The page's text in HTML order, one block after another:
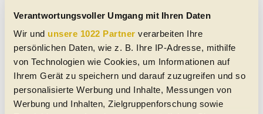
Verantwortungsvoller Umgang mit Ihren Daten
Wir und unsere 1022 Partner verarbeiten Ihre
persönlichen Daten, wie z. B. Ihre IP-Adresse, mithilfe
von Technologien wie Cookies, um Informationen auf
Ihrem Gerät zu speichern und darauf zuzugreifen und so
personalisierte Werbung und Inhalte, Messungen von
Werbung und Inhalten, Zielgruppenforschung sowie
zügige Etappen auf Landstraßen können bei freier
Straße zum Genuss werden.
Das Platzangebot des viertürigen Coupés ist zwar
auf vier Personen beschränkt, für diese aber als
reichlich zu bezeichnen. Und für alle Schöngeister:
Es gibt nur wenige Autos, die innen einen so